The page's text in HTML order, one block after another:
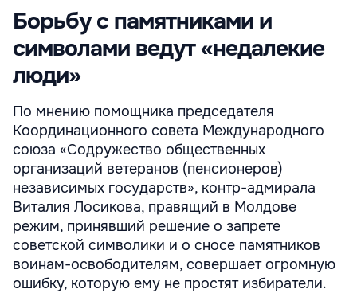
Борьбу с памятниками и
символами ведут «недалекие
люди»
По мнению помощника председателя
Координационного совета Международного
союза «Содружество общественных
организаций ветеранов (пенсионеров)
независимых государств», контр-адмирала
Виталия Лосикова, правящий в Молдове
режим, принявший решение о запрете
советской символики и о сносе памятников
воинам-освободителям, совершает огромную
ошибку, которую ему не простят избиратели.